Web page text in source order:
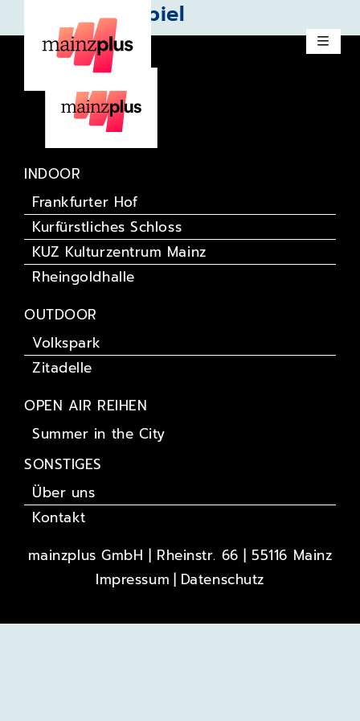
Glasperlenspiel
INDOOR
Frankfurter Hof
Kurfürstliches Schloss
KUZ Kulturzentrum Mainz
Rheingoldhalle
OUTDOOR
Volkspark
Zitadelle
OPEN AIR REIHEN
Summer in the City
SONSTIGES
Über uns
Kontakt
mainzplus GmbH | Rheinstr. 66 | 55116 Mainz
Impressum
Datenschutz